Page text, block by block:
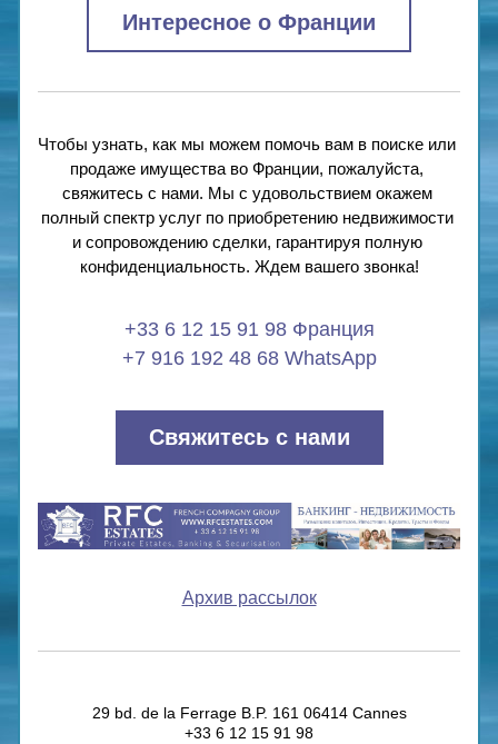
Интересное о Франции
Чтобы узнать, как мы можем помочь вам в поиске или
продаже имущества во Франции, пожалуйста,
свяжитесь с нами. Мы с удовольствием окажем
полный спектр услуг по приобретению недвижимости
и сопровождению сделки, гарантируя полную
конфиденциальность. Ждем вашего звонка!
+33 6 12 15 91 98 Франция
+7 916 192 48 68 WhatsApp
Свяжитесь с нами
Архив рассылок
29 bd. de la Ferrage B.P. 161 06414 Cannes
+33 6 12 15 91 98